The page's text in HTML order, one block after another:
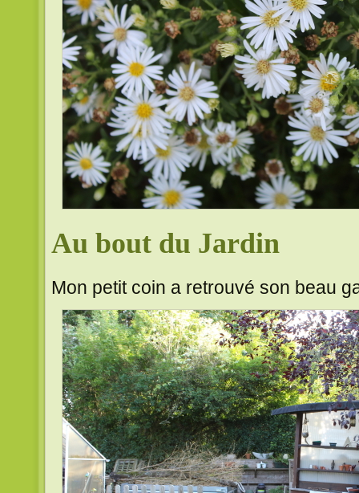
Au bout du Jardin
Mon petit coin a retrouvé son beau